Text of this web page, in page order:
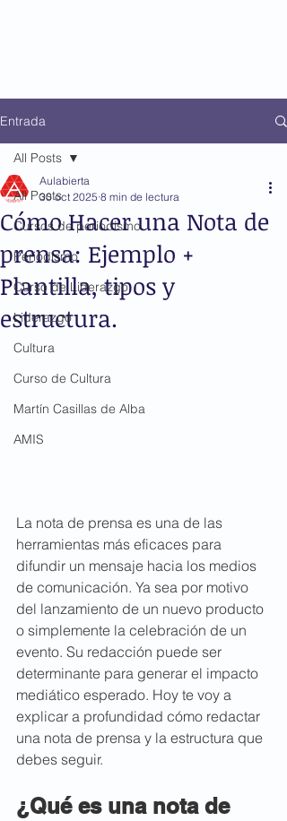
Entrada
All Posts
Cursos de periodismo
Periodismo
Curso de Liderazgo
Liderazgo
Cultura
Curso de Cultura
Martín Casillas de Alba
AMIS
All Posts
Cómo Hacer una Nota de
prensa: Ejemplo +
Plantilla, tipos y
estructura.
Aulabierta
30 oct 2025 8 min de lectura
La nota de prensa es una de las
herramientas más eficaces para
difundir un mensaje hacia los medios
de comunicación. Ya sea por motivo
del lanzamiento de un nuevo producto
o simplemente la celebración de un
evento. Su redacción puede ser
determinante para generar el impacto
mediático esperado. Hoy te voy a
explicar a profundidad cómo redactar
una nota de prensa y la estructura que
debes seguir.
¿Qué es una nota de